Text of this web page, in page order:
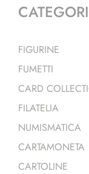
FIGURINE
FUMETTI
CARD
FILATELIA
NUMISMATICA
CARTAMONETA
CARTOLINE